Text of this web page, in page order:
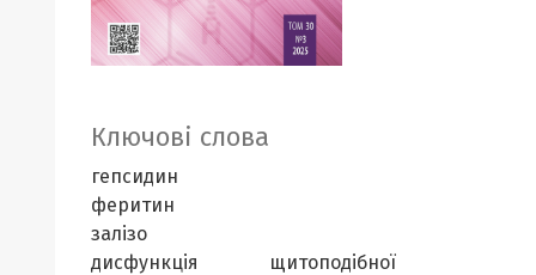
Ключові слова
гепсидин
феритин
залізо
дисфункція щитоподібної